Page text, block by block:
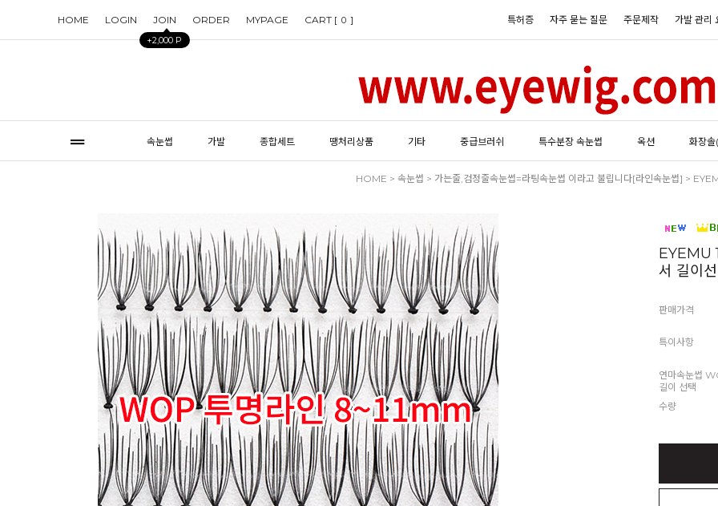
HOME LOGIN JOIN
+2,000 P
ORDER MYPAGE CART [ 0 ] 특허증 자주 묻는 질문 주문제작 가발 관리
속눈썹 가발 종합세트 땡처리상품 기타 중급브러쉬 특수분장 속눈썹 옥션 화장솔
HOME > 속눈썹 > 가는줄,검정줄속눈썹=라팅속눈썹 이라고 불립니다[라인속눈썹] >
EYEMU
서 길이
판매가격
특이사항
연마속눈썹
길이 선택
수량